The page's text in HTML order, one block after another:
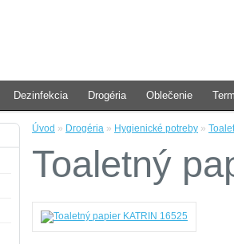
Dezinfekcia Drogéria Oblečenie
Úvod » Drogéria » Hygienické potreby »
Toaletný